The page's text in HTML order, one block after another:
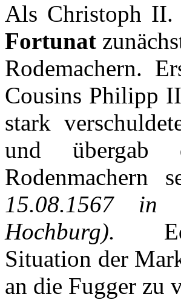
Als Christoph II.
Fortunat
Rodemachern.
Cousins Philipp
stark
und übergab
Rodenmachern
15.08.1567 in
Hochburg).
Situation der
an die Fugger zu